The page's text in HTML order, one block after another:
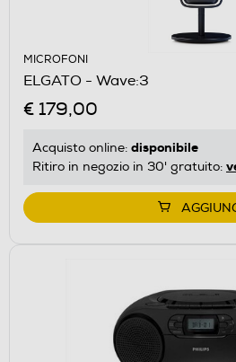
MICROFONI
ELGATO - Wave:3
€ 179,00
Acquisto online: disponibile
Ritiro in negozio in 30' gratuito: